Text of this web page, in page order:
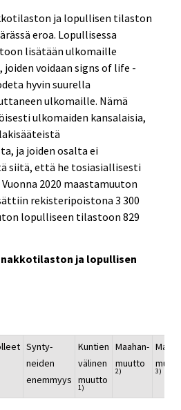
ja lopullisen tilaston
eroa. Lopullisessa
lisätään ulkomaille
voidaan signs of life -
hyvin suurella
ulkomaille. Nämä
ulkomaiden kansalaisia,
ja joiden osalta ei
siitä, että he tosiasiallisesti
2020 maastamuuton
rekisteripoistona 3 300
lopulliseen tilastoon 829
ja lopullisen
Synty-
neiden
enemmyys
Kuntien
välinen
muutto
1)
Maahan-
muutto
2) 3)